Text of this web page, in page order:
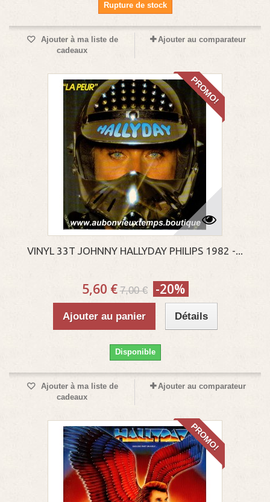
Rupture de stock
Ajouter à ma liste de
cadeaux
Ajouter au comparateur
PROMO!
VINYL 33T JOHNNY HALLYDAY PHILIPS 1982 -...
5,60 € 7,00 € -20%
Ajouter au panier Détails
Disponible
Ajouter à ma liste de
cadeaux
Ajouter au comparateur
PROMO!